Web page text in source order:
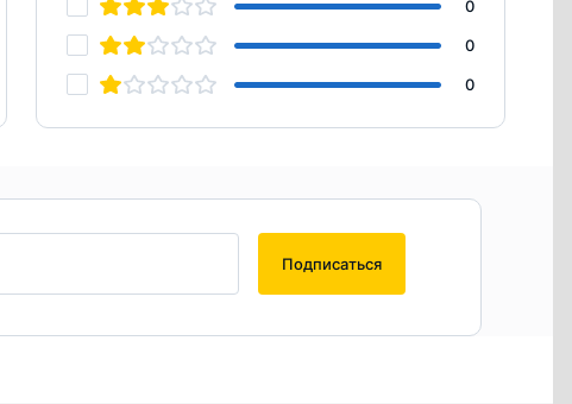
0
0
0
Подписаться